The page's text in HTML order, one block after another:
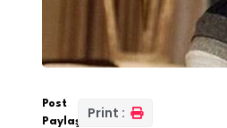
Post
Paylaş:
Print :